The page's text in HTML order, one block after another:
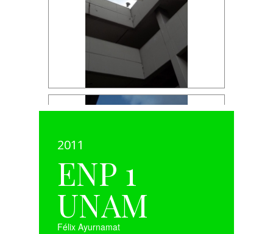
2011
ENP 1
UNAM
Félix Ayurnamat